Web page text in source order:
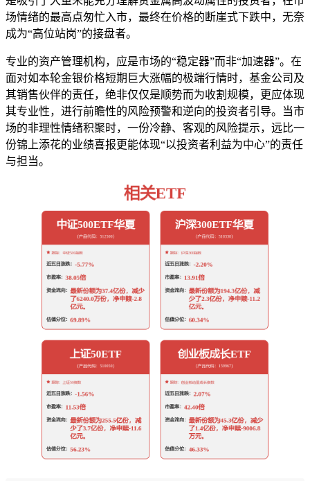
场情绪的最高点匆忙入市，最终在价格的断崖式下跌中，无奈
成为“高位站岗”的接盘者。
专业的资产管理机构，应是市场的“稳定器”而非“加速器”。在
面对如本轮金银价格短期巨大涨幅的极端行情时，基金公司及
其销售伙伴的责任，绝非仅仅是顺势而为收割规模，更应体现
其专业性，进行前瞻性的风险预警和逆向的投资者引导。当市
场的非理性情绪积聚时，一份冷静、客观的风险提示，远比一
份锦上添花的业绩喜报更能体现“以投资者利益为中心”的责任
与担当。